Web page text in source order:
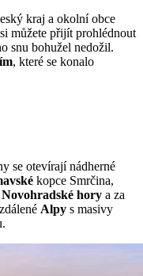
kraj a okolní obce
můžete přijít prohlédnout
snu bohužel nedožil.
, které se konalo
se otevírají nádherné
kopce Smrčina,
Novohradské hory a za
Alpy s masivy